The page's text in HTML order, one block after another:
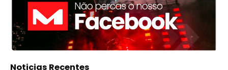
Noticias Recentes